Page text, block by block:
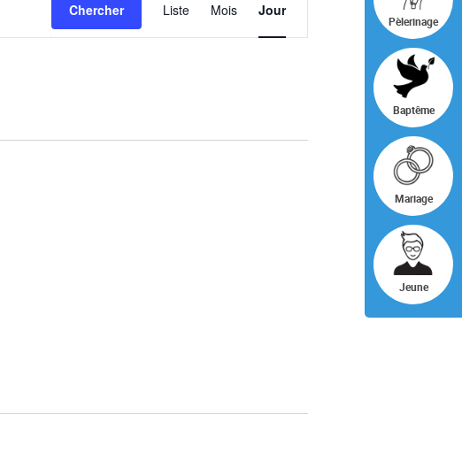
Pèlerinage
Baptême
Mariage
Jeune
Chercher
DE
VUES
Liste Mois Jour